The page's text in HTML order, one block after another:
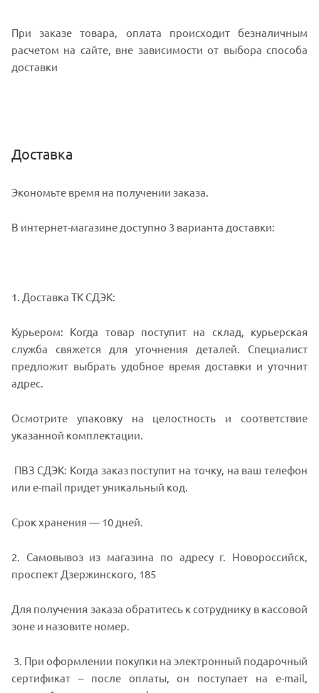
При заказе товара, оплата происходит безналичным
расчетом на сайте, вне зависимости от выбора способа
доставки
Доставка
Экономьте время на получении заказа.
В интернет-магазине доступно 3 варианта доставки:
1. Доставка ТК СДЭК:
Курьером: Когда товар поступит на склад, курьерская
служба свяжется для уточнения деталей. Специалист
предложит выбрать удобное время доставки и уточнит
адрес.
Осмотрите упаковку на целостность и соответствие
указанной комплектации.
ПВЗ СДЭК: Когда заказ поступит на точку, на ваш телефон
или e-mail придет уникальный код.
Срок хранения — 10 дней.
2. Самовывоз из магазина по адресу г. Новороссийск,
проспект Дзержинского, 185
Для получения заказа обратитесь к сотруднику в кассовой
зоне и назовите номер.
3. При оформлении покупки на электронный подарочный
сертификат – после оплаты, он поступает на e-mail,